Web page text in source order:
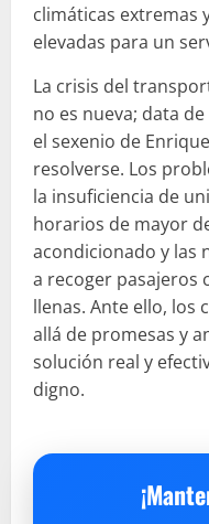
climáticas extremas
elevadas para un
La crisis del
no es nueva; data
el sexenio de
resolverse. Los
la insuficiencia de
horarios de mayor
acondicionado y las
a recoger pasajeros
llenas. Ante ello, los
allá de promesas y
solución real y
digno.